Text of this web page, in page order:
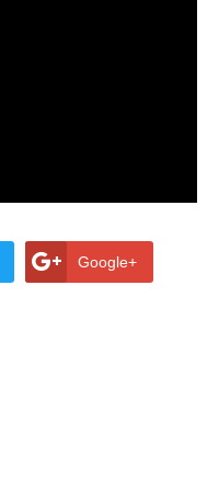
Google+